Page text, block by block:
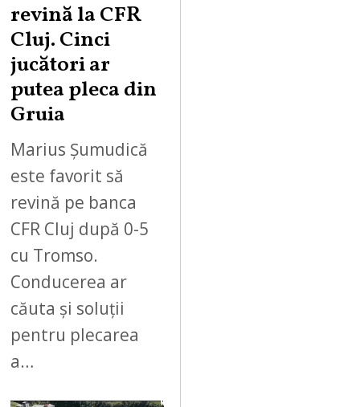
revină la CFR
Cluj. Cinci
jucători ar
putea pleca din
Gruia
Marius Șumudică
este favorit să
revină pe banca
CFR Cluj după 0-5
cu Tromso.
Conducerea ar
căuta și soluții
pentru plecarea
a…